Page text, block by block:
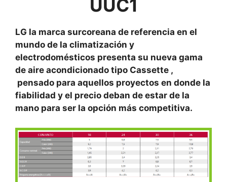
UUC1
LG la marca surcoreana de referencia en el
mundo de la climatización y
electrodomésticos presenta su nueva gama
de aire acondicionado tipo Cassette ,
pensado para aquellos proyectos en donde la
fiabilidad y el precio deban de estar de la
mano para ser la opción más competitiva.